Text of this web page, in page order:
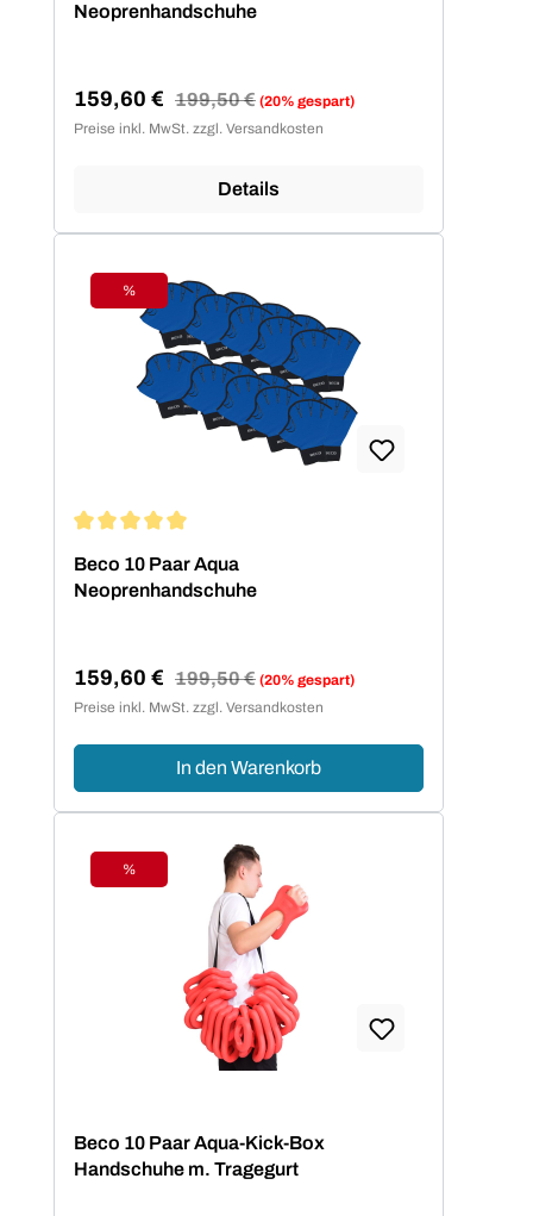
Neoprenhandschuhe
Verkaufspreis:
159,60 € Regulärer Preis:
199,50 € (20% gespart)
Preise inkl. MwSt. zzgl. Versandkosten
Details
Rabatt
%
Beco 10 Paar Aqua
Neoprenhandschuhe
Verkaufspreis:
159,60 € Regulärer Preis:
199,50 € (20% gespart)
Preise inkl. MwSt. zzgl. Versandkosten
In den Warenkorb
Rabatt
%
Beco 10 Paar Aqua-Kick-Box
Handschuhe m. Tragegurt